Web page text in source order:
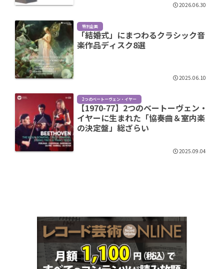
2026.06.30
特別企画
「結婚式」にまつわるクラシック音
楽作品ディスク8選
2025.06.10
2つのベートーヴェン・イヤー
【1970-77】2つのベートーヴェン・
イヤーに生まれた「協奏曲＆室内楽
の決定盤」総ざらい
2025.09.04